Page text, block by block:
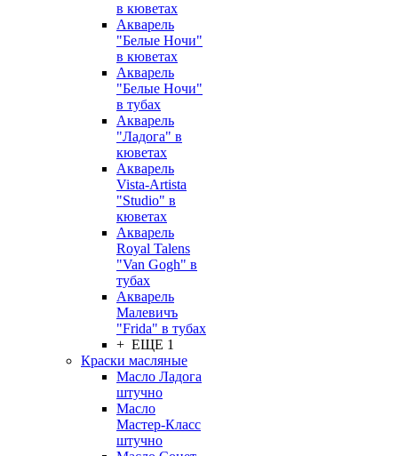
в кюветах
Акварель
"Белые Ночи"
в кюветах
Акварель
"Белые Ночи"
в тубах
Акварель
"Ладога" в
кюветах
Акварель
Vista-Artista
"Studio" в
кюветах
Акварель
Royal Talens
"Van Gogh" в
тубах
Акварель
Малевичъ
"Frida" в тубах
+ ЕЩЕ 1
Краски масляные
Масло Ладога
штучно
Масло
Мастер-Класс
штучно